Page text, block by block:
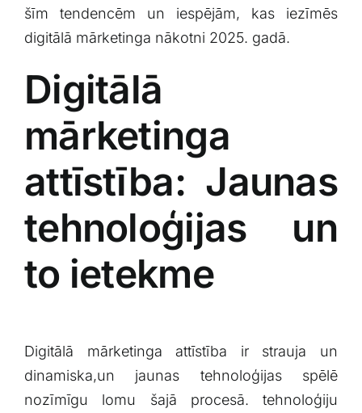
‌šīm tendencēm un ​iespējām, kas iezīmēs
digitālā mārketinga nākotni 2025.‌ gadā.
Digitālā
mārketinga
attīstība: Jaunas
‌tehnoloģijas ⁢un
to ietekme
Digitālā mārketinga attīstība ir strauja un
dinamiska,un jaunas tehnoloģijas spēlē
⁣nozīmīgu lomu šajā procesā. tehnoloģiju